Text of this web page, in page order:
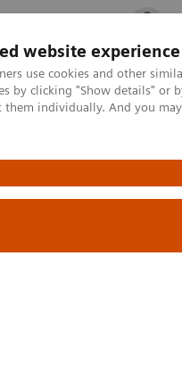
website experience
use cookies and other
by clicking "Show details" or
individually. And you
cliniques
!
Siemens
de toutes les